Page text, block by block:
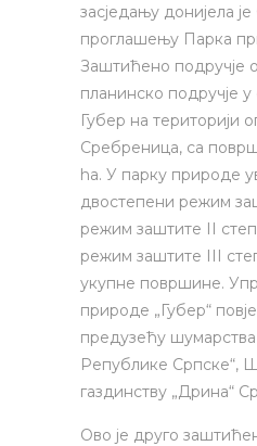
засједању донијела
проглашењу Парка
Заштићено подручје
планинско подручје
Губер на територији
Сребреница, са
ha. У парку природе
двостепени режим
режим заштите II
режим заштите III
укупне површине.
природе „Губер“
предузећу
Републике Српске“,
газдинству „Дрина“
Ово је друго